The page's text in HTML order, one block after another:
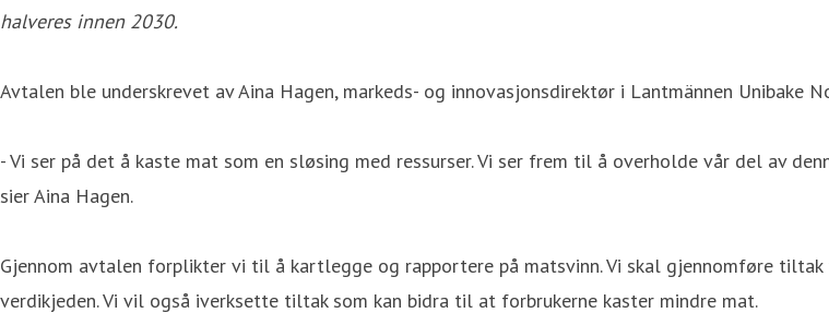
halveres innen 2030.
Avtalen ble underskrevet av Aina Hagen, markeds- og innovasjonsdirektør i Lantmännen Unibake
- Vi ser på det å kaste mat som en sløsing med ressurser. Vi ser frem til å overholde vår del av
sier Aina Hagen.
Gjennom avtalen forplikter vi til å kartlegge og rapportere på matsvinn. Vi skal gjennomføre
verdikjeden. Vi vil også iverksette tiltak som kan bidra til at forbrukerne kaster mindre mat.